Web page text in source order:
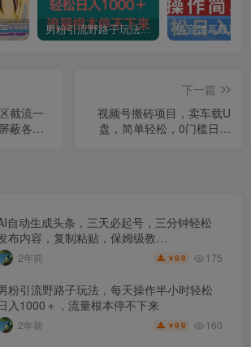
AI自动生成头条，三天必起号，三分钟轻松发布内容，复制粘贴，保姆级教… 男粉引流野路子玩法，每天操作半小时轻松日入1000＋，流量根本停不下来
截流一
蔽各行
下一篇
视频号搬砖项目，卖车载U
盘，简单轻松，0门槛日入
自动生成头条，三天必起号，三分钟轻松
布内容，复制粘贴，保姆级教…
2年前 ￥9.9 175
粉引流野路子玩法，每天操作半小时轻松
入1000＋，流量根本停不下来
2年前 ￥9.9 160